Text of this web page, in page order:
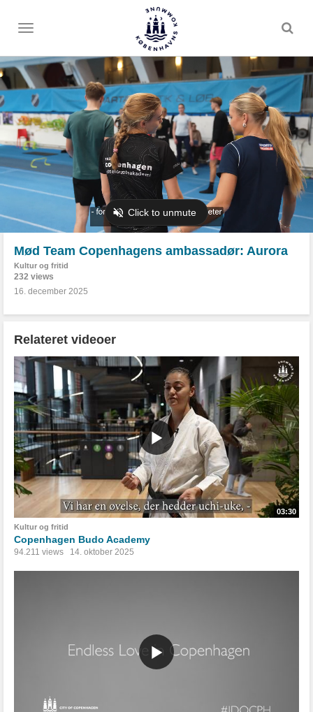
Toggle
Mød Team Copenhagens ambassadør: Aurora
Kultur og fritid
232 views
16. december 2025
Relateret videoer
03:30
Kultur og fritid
Copenhagen Budo Academy
94.211 views 14. oktober 2025